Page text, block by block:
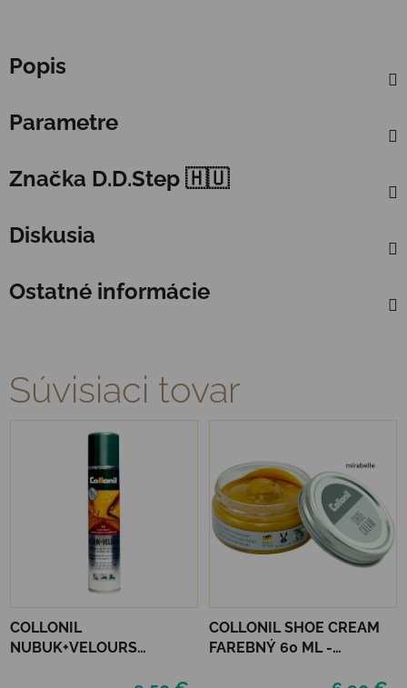
Popis
Parametre
Značka D.D.Step 🇭🇺
Diskusia
Ostatné informácie
Súvisiaci tovar
COLLONIL
NUBUK+VELOURS
COLLONIL SHOE CREAM
FAREBNÝ 60 ML -